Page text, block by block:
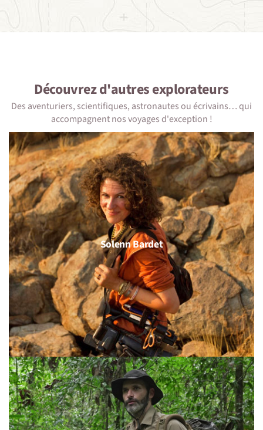
Découvrez d'autresexplorateurs
Des aventuriers, scientifiques, astronautes ou écrivains… qui
accompagnent nos voyages d'exception !
Solenn Bardet